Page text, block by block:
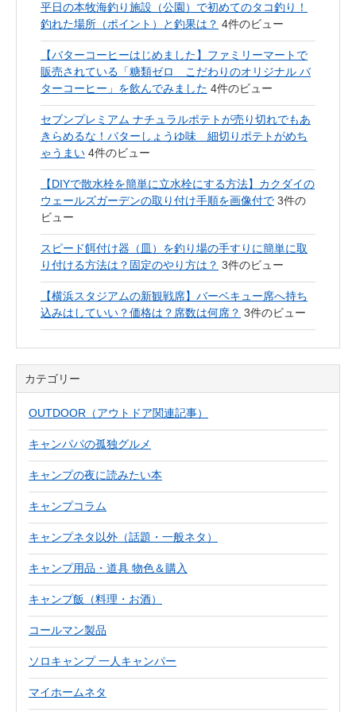
平日の本牧海釣り施設（公園）で初めてのタコ釣り！
釣れた場所（ポイント）と釣果は？ 4件のビュー
【バターコーヒーはじめました】ファミリーマートで
販売されている「糖類ゼロ こだわりのオリジナル バ
ターコーヒー」を飲んでみました 4件のビュー
セブンプレミアム ナチュラルポテトが売り切れでもあ
きらめるな！バターしょうゆ味 細切りポテトがめち
ゃうまい 4件のビュー
【DIYで散水栓を簡単に立水栓にする方法】カクダイの
ウェールズガーデンの取り付け手順を画像付で 3件の
ビュー
スピード餌付け器（皿）を釣り場の手すりに簡単に取
り付ける方法は？固定のやり方は？ 3件のビュー
【横浜スタジアムの新観戦席】バーベキュー席へ持ち
込みはしていい？価格は？席数は何席？ 3件のビュー
カテゴリー
OUTDOOR（アウトドア関連記事）
キャンパパの孤独グルメ
キャンプの夜に読みたい本
キャンプコラム
キャンプネタ以外（話題・一般ネタ）
キャンプ用品・道具 物色＆購入
キャンプ飯（料理・お酒）
コールマン製品
ソロキャンプ 一人キャンパー
マイホームネタ